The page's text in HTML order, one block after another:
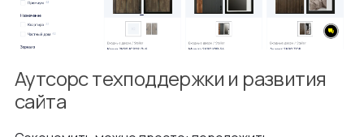
Аутсорс техподдержки и развития
сайта